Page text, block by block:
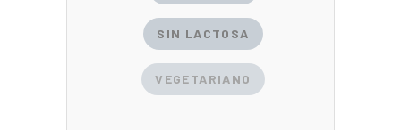
SIN LACTOSA
VEGETARIANO